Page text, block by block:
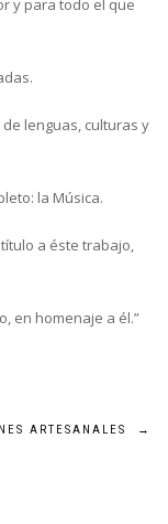
y para todo el que
lenguas, culturas y
la Música.
a éste trabajo,
en homenaje a él.”
ARTESANALES →